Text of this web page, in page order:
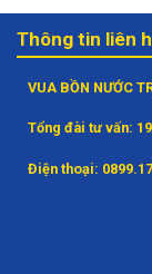
Thông tin liên
VUA BỒN NƯỚC
Tổng đài tư vấn:
Điện thoại: